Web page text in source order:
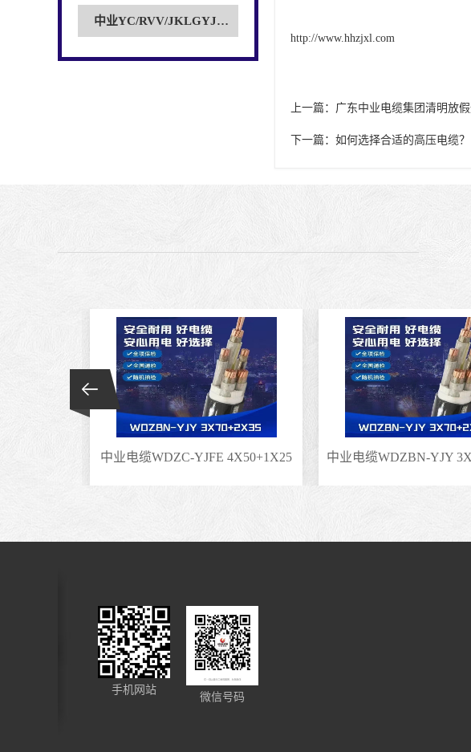
中业YC/RVV/JKLGYJ电缆
http://www.hhzjxl.com
上一篇： 广东中业电缆集团清明放
下一篇： 如何选择合适的高压电缆？
中业电缆WDZC-YJFE 4X50+1X25
手机网站
微信号码